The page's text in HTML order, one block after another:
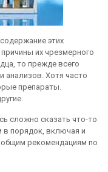
этих
их чрезмерного
то прежде всего
анализов. Хотя часто
препараты.
сложно сказать что-то
в порядок, включая и
рекомендациям по